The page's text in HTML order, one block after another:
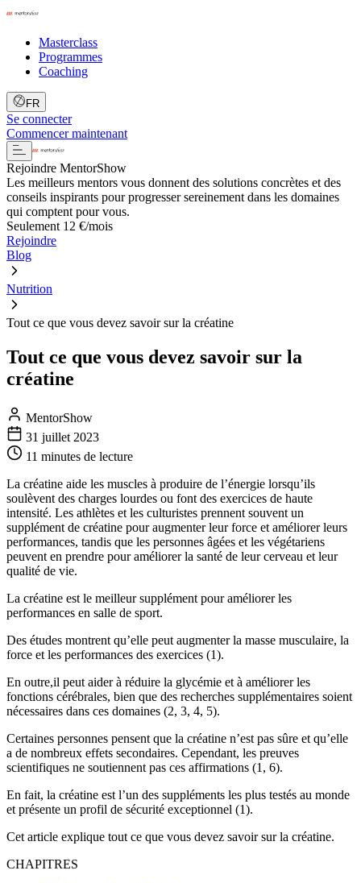
Masterclass
Programmes
Coaching
FR
Se connecter
Commencer maintenant
Rejoindre MentorShow
Les meilleurs mentors vous donnent des solutions concrètes et des
conseils inspirants pour progresser sereinement dans les domaines
qui comptent pour vous.
Seulement 12 €/mois
Rejoindre
Blog
Nutrition
Tout ce que vous devez savoir sur la créatine
Tout ce que vous devez savoir sur la
créatine
MentorShow
31 juillet 2023
11 minutes de lecture
La créatine aide les muscles à produire de l’énergie lorsqu’ils
soulèvent des charges lourdes ou font des exercices de haute
intensité. Les athlètes et les culturistes prennent souvent un
supplément de créatine pour augmenter leur force et améliorer leurs
performances, tandis que les personnes âgées et les végétariens
peuvent en prendre pour améliorer la santé de leur cerveau et leur
qualité de vie.
La créatine est le meilleur supplément pour améliorer les
performances en salle de sport.
Des études montrent qu’elle peut augmenter la masse musculaire, la
force et les performances des exercices (1).
En outre,il peut aider à réduire la glycémie et à améliorer les
fonctions cérébrales, bien que des recherches supplémentaires soient
nécessaires dans ces domaines (2, 3, 4, 5).
Certaines personnes pensent que la créatine n’est pas sûre et qu’elle
a de nombreux effets secondaires. Cependant, les preuves
scientifiques ne soutiennent pas ces affirmations (1, 6).
En fait, la créatine est l’un des suppléments les plus testés au monde
et présente un profil de sécurité exceptionnel (1).
Cet article explique tout ce que vous devez savoir sur la créatine.
CHAPITRES